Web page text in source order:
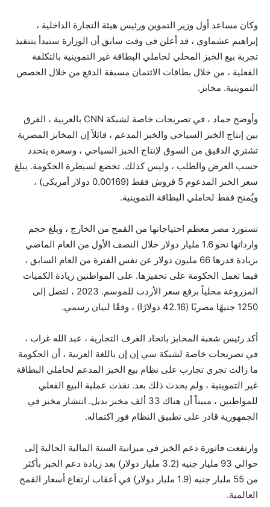
وكان مساعد أول وزير التموين ورئيس هيئة التجارة الداخلية ،
إبراهيم عشماوي ، قد أعلن في وقت سابق أن الوزارة ستبدأ بتنفيذ
تجربة بيع الخبز المحلي لحاملي البطاقة غير التموينية بالتكلفة
الفعلية ، من خلال بطاقات الائتمان مسبقة الدفع من خلال الحصص
التموينية. مخابز.
وأوضح حماد ، في تصريحات خاصة لشبكة CNN بالعربية ، الفرق
بين إنتاج الخبز السياحي والخبز المدعم ، قائلاً إن المخابز المصرية
تشتري الدقيق من السوق لإنتاج الخبز السياحي ، وسعره يتحدد
حسب العرض والطلب ، وليس كذلك. تخضع لسيطرة الحكومة. يبلغ
سعر الخبز المدعوم 5 قروش فقط (0.00169 دولار أمريكي) ،
ويُمنح فقط لحاملي البطاقة التموينية.
تستورد مصر معظم احتياجاتها من القمح من الخارج ، وبلغ حجم
وارداتها نحو 1.6 مليار دولار خلال النصف الأول من العام الماضي
بزيادة قدرها 66 مليون دولار عن نفس الفترة من العام السابق ،
فيما تعمل الحكومة على تحفيزها. على المواطنين زيادة الكميات
المزروعة محلياً برفع سعر الأردب للموسم. 2023 ، لتصل إلى
1250 جنيهًا مصريًا (42.16 دولارًا) ، وفقًا لبيان رسمي.
أكد رئيس شعبة المخابز باتحاد الغرف التجارية ، عبد الله غراب ،
في تصريحات خاصة لشبكة سي إن إن باللغة العربية ، أن الحكومة
ما زالت تجري تجارب على نظام بيع الخبز المدعم لحاملي البطاقة
غير التموينية ، ولم يحدث ذلك بعد. نفذت عملية البيع الفعلي
للمواطنين ، مبيناً أن هناك 33 ألف مخبز بديل. انتشار مخبز في
الجمهورية قادر على تطبيق النظام فور اكتماله.
وارتفعت فاتورة دعم الخبز في ميزانية السنة المالية الحالية إلى
حوالي 93 مليار جنيه (3.2 مليار دولار) بعد زيادة دعم الخبز بأكثر
من 55 مليار جنيه (1.9 مليار دولار) في أعقاب ارتفاع أسعار القمح
العالمية.